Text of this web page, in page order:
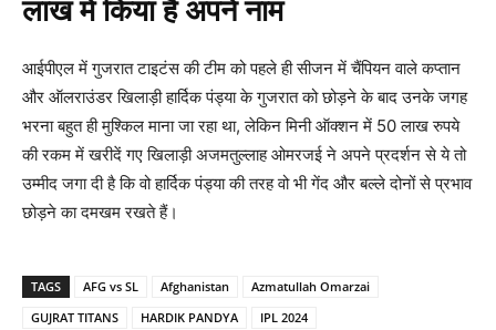
लाख में किया है अपने नाम
आईपीएल में गुजरात टाइटंस की टीम को पहले ही सीजन में चैंपियन वाले कप्तान
और ऑलराउंडर खिलाड़ी हार्दिक पंड्या के गुजरात को छोड़ने के बाद उनके जगह
भरना बहुत ही मुश्किल माना जा रहा था, लेकिन मिनी ऑक्शन में 50 लाख रुपये
की रकम में खरीदें गए खिलाड़ी अजमतुल्लाह ओमरजई ने अपने प्रदर्शन से ये तो
उम्मीद जगा दी है कि वो हार्दिक पंड्या की तरह वो भी गेंद और बल्ले दोनों से प्रभाव
छोड़ने का दमखम रखते हैं।
TAGS AFG vs SL Afghanistan
Azmatullah Omarzai
GUJRAT TITANS
HARDIK PANDYA IPL 2024